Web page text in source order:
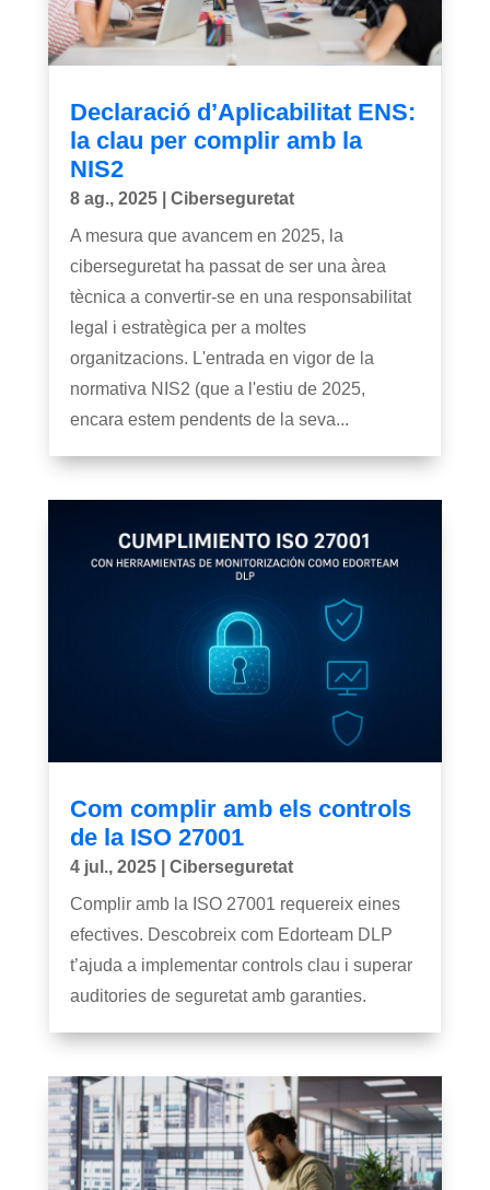
Declaració d’Aplicabilitat ENS:
la clau per complir amb la
NIS2
8 ag., 2025| Ciberseguretat
A mesura que avancem en 2025, la
ciberseguretat ha passat de ser una àrea
tècnica a convertir-se en una responsabilitat
legal i estratègica per a moltes
organitzacions. L'entrada en vigor de la
normativa NIS2 (que a l'estiu de 2025,
encara estem pendents de la seva...
Com complir amb els controls
de la ISO 27001
4 jul., 2025| Ciberseguretat
Complir amb la ISO 27001 requereix eines
efectives. Descobreix com Edorteam DLP
t’ajuda a implementar controls clau i superar
auditories de seguretat amb garanties.